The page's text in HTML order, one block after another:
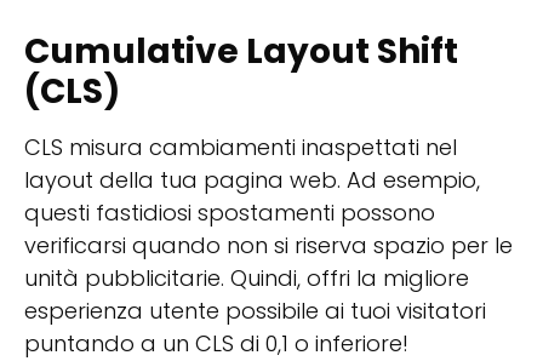
Cumulative Layout Shift
(CLS)
CLS misura cambiamenti inaspettati nel
layout della tua pagina web. Ad esempio,
questi fastidiosi spostamenti possono
verificarsi quando non si riserva spazio per le
unità pubblicitarie. Quindi, offri la migliore
esperienza utente possibile ai tuoi visitatori
puntando a un CLS di 0,1 o inferiore!